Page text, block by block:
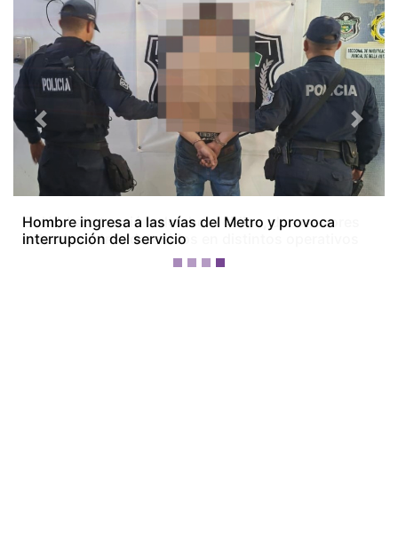
Colón bajo tensión: dos homicidios, dos menores
baleados y tres detenidos en distintos operativos
Previous Next